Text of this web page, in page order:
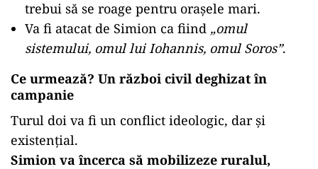
trebui să se roage pentru orașele mari.
Va fi atacat de Simion ca fiind „omul
sistemului, omul lui Iohannis, omul Soros”.
Ce urmează? Un război civil deghizat în
campanie
Turul doi va fi un conflict ideologic, dar și
existențial.
Simion va încerca să mobilizeze ruralul,